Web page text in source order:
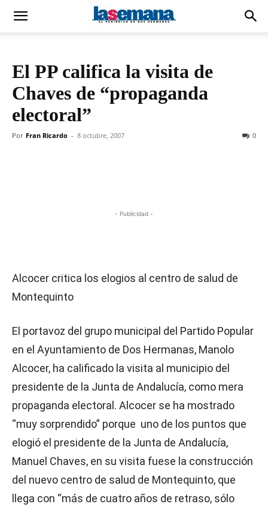
El PP califica la visita de
Chaves de “propaganda
electoral”
Por Fran Ricardo - 8 octubre, 2007 0
- Publicidad -
Alcocer critica los elogios al centro de salud de
Montequinto
El portavoz del grupo municipal del Partido Popular
en el Ayuntamiento de Dos Hermanas, Manolo
Alcocer, ha calificado la visita al municipio del
presidente de la Junta de Andalucía, como mera
propaganda electoral. Alcocer se ha mostrado
“muy sorprendido” porque uno de los puntos que
elogió el presidente de la Junta de Andalucía,
Manuel Chaves, en su visita fuese la construcción
del nuevo centro de salud de Montequinto, que
llega con “más de cuatro años de retraso, sólo